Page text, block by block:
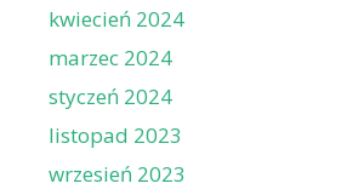
kwiecień 2024
marzec 2024
styczeń 2024
listopad 2023
wrzesień 2023